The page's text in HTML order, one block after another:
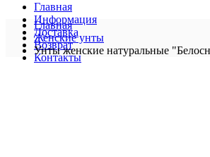
Главная
Информация
Доставка
Возврат
Контакты
Главная
Женские унты
Унты женские натуральные